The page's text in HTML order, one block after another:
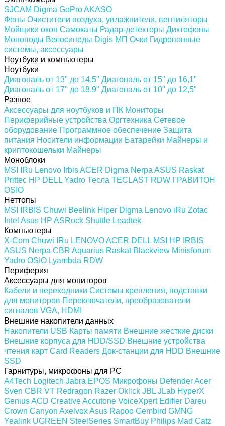
SJCAM Digma GoProAKASO
Фены Очистители воздуха, увлажнители, вентиляторы
Мойщики окон Самокаты Радар-детекторы Диктофоны
Моноподы Велосипеды Digis МП Очки Гидропонные
системы, аксессуары
Ноутбуки и компьютеры
Ноутбуки
Диагональ от 13" до 14,5" Диагональ от 15" до 16,1"
Диагональ от 17" до 18.9" Диагональ от 10" до 12,5"
Разное
Аксессуары для ноутбуков и ПК Мониторы
Периферийные устройства Оргтехника Сетевое
оборудование Программное обеспечение Защита
питания Носители информации Батарейки Майнеры и
криптокошельки Майнеры
Моноблоки
MSI
IRu Lenovo IrbisACER Digma Nerpa ASUS Raskat
Prittec HP DELL Yadro Тесла TECLAST RDW ГРАВИТОН
OSIO
Неттопы
MSI
IRBIS Chuwi Beelink Hiper Digma Lenovo iRu Zotac
Intel Asus HP ASRock Shuttle Leadtek
Компьютеры
X-Com Chuwi IRu LENOVOACER DELL MSI HP
IRBIS
ASUS Nerpa CBR Aquarius Raskat Blackview Minisforum
Yadro OSIO Lyambda RDW
Периферия
Аксессуары для мониторов
Кабели и переходники Системы крепления, подставки
для мониторов Переключатели, преобразователи
сигналов VGA, HDMI
Внешние накопители данных
Накопители USB Карты памяти Внешние жесткие диски
Внешние корпуса для HDD/SSD Внешние устройства
чтения карт Card Readers Док-станции для HDD Внешние
SSD
Гарнитуры, микрофоны для PC
A4Tech Logitech Jabra EPOS Микрофоны DefenderAcer
Sven CBR VT Redragon Razer Oklick JBL JLab HyperX
GeniusACD CreativeAccutone VoiceXpert Edifier Dareu
Crown Canyon AxelvoxAsus Rapoo Gembird GMNG
Yealink UGREEN SteelSeries SmartBuy Philips Mad Catz